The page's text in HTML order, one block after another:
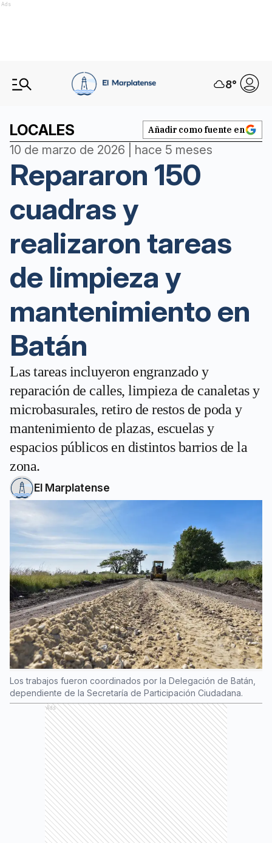
Ads
8°
LOCALES Añadir como fuente en
10 de marzo de 2026 | hace 5 meses
Repararon 150
cuadras y
realizaron tareas
de limpieza y
mantenimiento en
Batán
Las tareas incluyeron engranzado y
reparación de calles, limpieza de canaletas y
microbasurales, retiro de restos de poda y
mantenimiento de plazas, escuelas y
espacios públicos en distintos barrios de la
zona.
El Marplatense
Los trabajos fueron coordinados por la Delegación de Batán,
dependiente de la Secretaría de Participación Ciudadana.
Ads